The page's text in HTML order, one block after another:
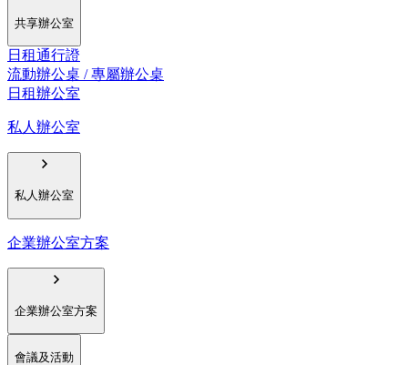
共享辦公室
日租通行證
流動辦公桌 / 專屬辦公桌
日租辦公室
私人辦公室
私人辦公室
企業辦公室方案
企業辦公室方案
會議及活動